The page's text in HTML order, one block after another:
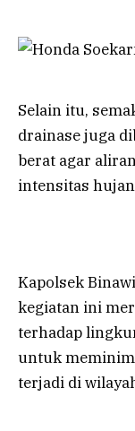
Selain itu,
drainase juga
berat agar
intensitas
Kapolsek
kegiatan ini
terhadap
untuk
terjadi di